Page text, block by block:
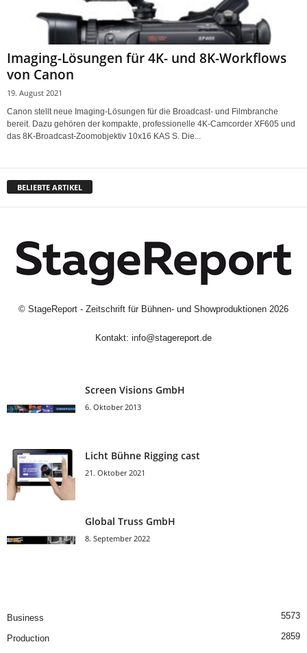
Imaging-Lösungen für 4K- und 8K-Workflows
von Canon
19. August 2021
Canon stellt neue Imaging-Lösungen für die Broadcast- und Filmbranche
bereit. Dazu gehören der kompakte, professionelle 4K-Camcorder XF605 und
das 8K-Broadcast-Zoomobjektiv 10x16 KAS S. Die...
BELIEBTE ARTIKEL
© StageReport - Zeitschrift für Bühnen- und Showproduktionen 2026
Kontakt: info@stagereport.de
Screen Visions GmbH
6. Oktober 2013
Licht Bühne Rigging cast
21. Oktober 2021
Global Truss GmbH
8. September 2022
Business 5573
Production
2859